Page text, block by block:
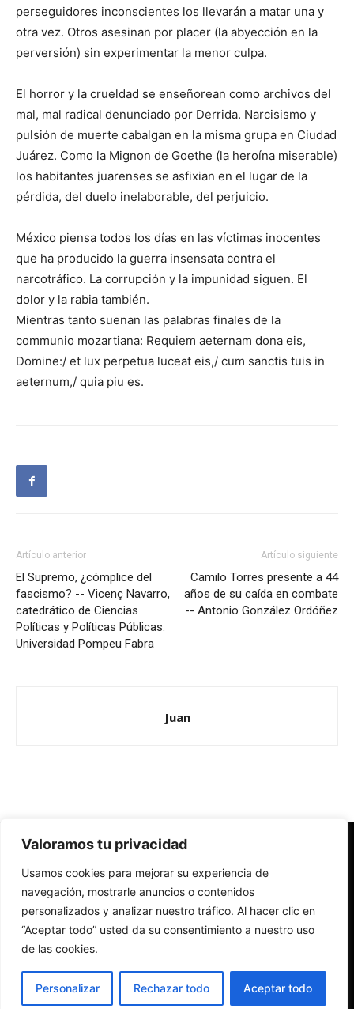
Valoramos tu privacidad
Usamos cookies para mejorar su experiencia de
navegación, mostrarle anuncios o contenidos
personalizados y analizar nuestro tráfico. Al hacer clic en
“Aceptar todo” usted da su consentimiento a nuestro uso
de las cookies.
Personalizar Rechazar todo Aceptar todo
perseguidores inconscientes los llevarán a matar una y
otra vez. Otros asesinan por placer (la abyección en la
perversión) sin experimentar la menor culpa.
El horror y la crueldad se enseñorean como archivos del
mal, mal radical denunciado por Derrida. Narcisismo y
pulsión de muerte cabalgan en la misma grupa en Ciudad
Juárez. Como la Mignon de Goethe (la heroína miserable)
los habitantes juarenses se asfixian en el lugar de la
pérdida, del duelo inelaborable, del perjuicio.
México piensa todos los días en las víctimas inocentes
que ha producido la guerra insensata contra el
narcotráfico. La corrupción y la impunidad siguen. El
dolor y la rabia también.
Mientras tanto suenan las palabras finales de la
communio mozartiana: Requiem aeternam dona eis,
Domine:/ et lux perpetua luceat eis,/ cum sanctis tuis in
aeternum,/ quia piu es.
Artículo anterior
El Supremo, ¿cómplice del
fascismo? -- Vicenç Navarro,
catedrático de Ciencias
Políticas y Políticas Públicas.
Universidad Pompeu Fabra
Artículo siguiente
Camilo Torres presente a 44
años de su caída en combate
-- Antonio González Ordóñez
Juan
Redes Cristianas
Una mirada alternativa sobre la Iglesia católica y la sociedad
- Colectivos de Redes Cristianas